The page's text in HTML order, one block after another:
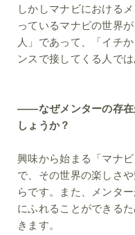
しかしマナビにおける
っているマナビの世界
人」であって、「イチ
ンスで接してくる人では
――なぜメンターの存在
しょうか？
興味から始まる「マナ
で、その世界の楽しさ
らです。また、メンタ
にふれることができる
きます。